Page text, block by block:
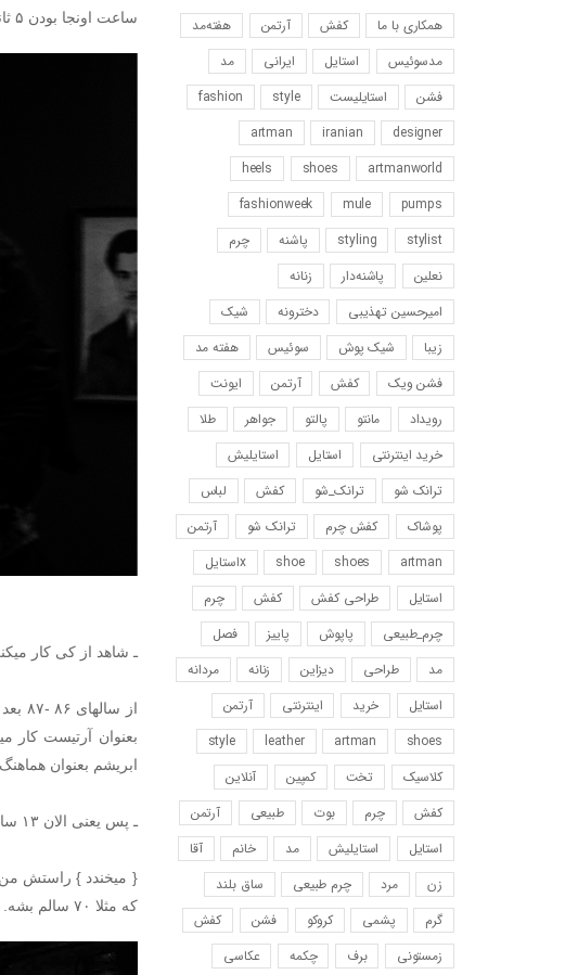
همکاری با ما کفش آرتمن
هفته‌مد
مد‌سوئیس
استایل ایرانی
مد
فشن
استایلیست style
fashion
designer
iranian
artman
artmanworld
shoes
heels
pumps
mule
fashionweek
stylist
styling پاشنه
چرم
نعلین
پاشنه‌دار
زنانه
امیرحسین‌ تهذیبی
دخترونه
شیک
زیبا
شیک پوش سوئیس
هفته مد
فشن ویک
کفش آرتمن
ایونت
رویداد
مانتو پالتو جواهر
طلا
خرید اینترنتی
استایل
استایلیش
ترانک شو
ترانک_شو کفش
لباس
پوشاک
کفش چرم ترانک شو
آرتمن
artman
shoes
shoe
xاستایل
استایل
طراحی کفش کفش
چرم
چرم_طبیعی
پاپوش پاییز
فصل
مد
طراحی دیزاین زنانه
مردانه
استایل
خرید اینترنتی
آرتمن
shoes
artman
leather
style
کلاسیک
تخت کمپین
آنلاین
کفش
چرم بوت طبیعی
آرتمن
استایل
استایلیش مد خانم
آقا
زن
مرد چرم طبیعی
ساق بلند
گرم
پشمی کروکو فشن
کفش
زمستونی
برف چکمه
عکاسی
ساعت اونجا بودن ۵ ثانیه جوون میشین. ما هم رفتیم این/جا و به شاهد سر زدیم و کلی عکس گرفتیم و گپ زدیم.
ـ شاهد از کی کار
از
ابریشم بعنوان
ـ پس یعنی الان ۱۳ ساله که داری کار میکنی. بنظرت چقد پیر میشی؟
{ میخندد } راستش من
که مثلا ۷۰ سالم بشه. اصلا فک نکردم به اینکه پیری هام چه شکلیه و چطور آدمی میشم و آره حدسم اینه که خیلی پیر نمیشم.